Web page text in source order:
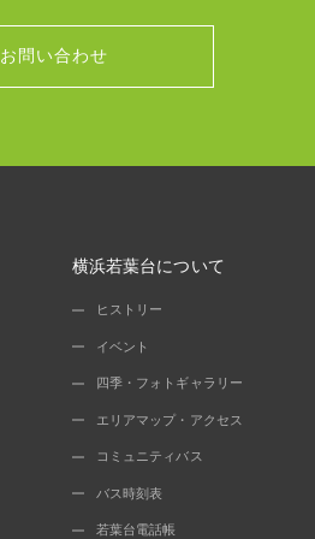
お問い合わせ
横浜若葉台について
ヒストリー
イベント
四季・フォトギャラリー
エリアマップ・アクセス
コミュニティバス
バス時刻表
若葉台電話帳